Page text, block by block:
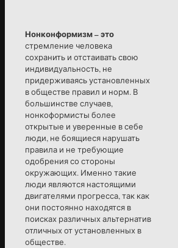
Нонконформизм – это
стремление человека
сохранить и отстаивать свою
индивидуальность, не
придерживаясь установленных
в обществе правил и норм. В
большинстве случаев,
нонкоформисты более
открытые и уверенные в себе
люди, не боящиеся нарушать
правила и не требующие
одобрения со стороны
окружающих. Именно такие
люди являются настоящими
двигателями прогресса, так как
они постоянно находятся в
поисках различных альтернатив
отличных от установленных в
обществе.